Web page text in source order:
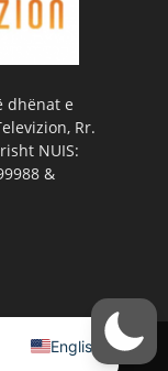
dhënat e
Rr.
NUIS:
&
English